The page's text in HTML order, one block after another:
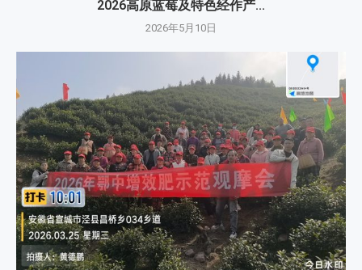
2026高原蓝莓及特色经作产...
2026年5月10日